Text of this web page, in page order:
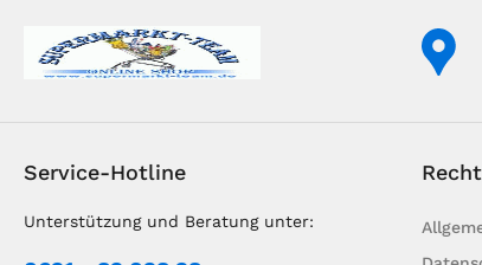
Service-Hotline
Unterstützung und Beratung unter: